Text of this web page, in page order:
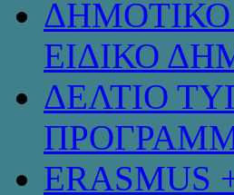
ΕΙΔΙΚΟ
ΔΕΛΤΙΟ
ERASMUS